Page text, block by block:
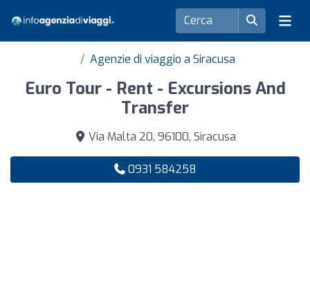
Agenzie di viaggio a Siracusa
Euro Tour - Rent - Excursions And
Transfer
Via Malta 20, 96100, Siracusa
0931 584258